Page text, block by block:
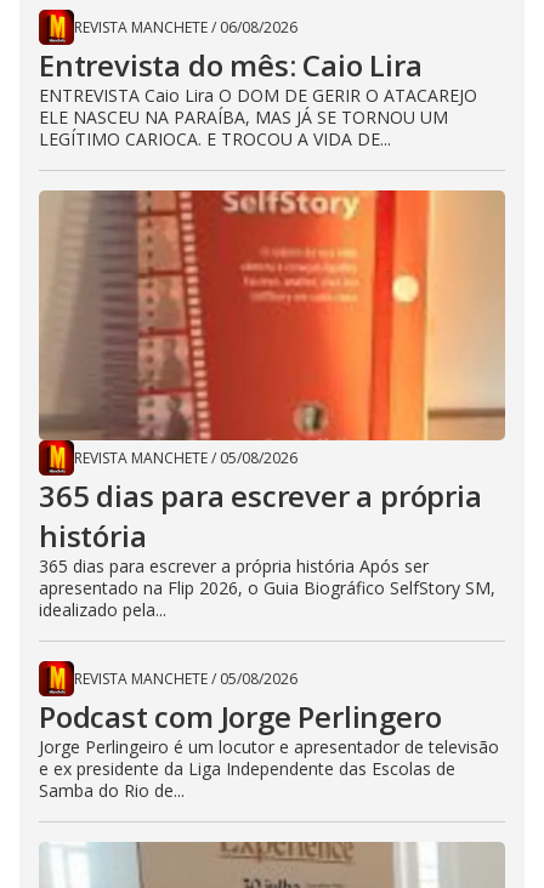
REVISTA MANCHETE/ 06/08/2026
Entrevista do mês: Caio Lira
ENTREVISTA Caio Lira O DOM DE GERIR O ATACAREJO
ELE NASCEU NA PARAÍBA, MAS JÁ SE TORNOU UM
LEGÍTIMO CARIOCA. E TROCOU A VIDA DE...
REVISTA MANCHETE/ 05/08/2026
365 dias para escrever a própria
história
365 dias para escrever a própria história Após ser
apresentado na Flip 2026, o Guia Biográfico SelfStory SM,
idealizado pela...
REVISTA MANCHETE/ 05/08/2026
Podcast com Jorge Perlingero
Jorge Perlingeiro é um locutor e apresentador de televisão
e ex presidente da Liga Independente das Escolas de
Samba do Rio de...